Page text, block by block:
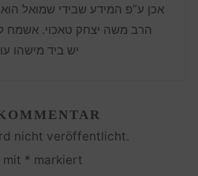
אכן ע”פ המידע שבידי שמואל
הרב משה יצחק טאכוי. אשמח
יש ביד מישהו
nicht veröffentlicht.
mit * markiert